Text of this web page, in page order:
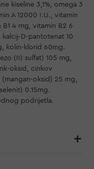
kiseline 3,1%, omega 3
A 12000 I.U., vitamin
4 mg, vitamin B2 6
D-pantotenat 10
kolin-klorid 60mg.
(II) sulfat) 105 mg,
oksid, cinkov
oksid) 25 mg,
0.15mg.
podrijetla.